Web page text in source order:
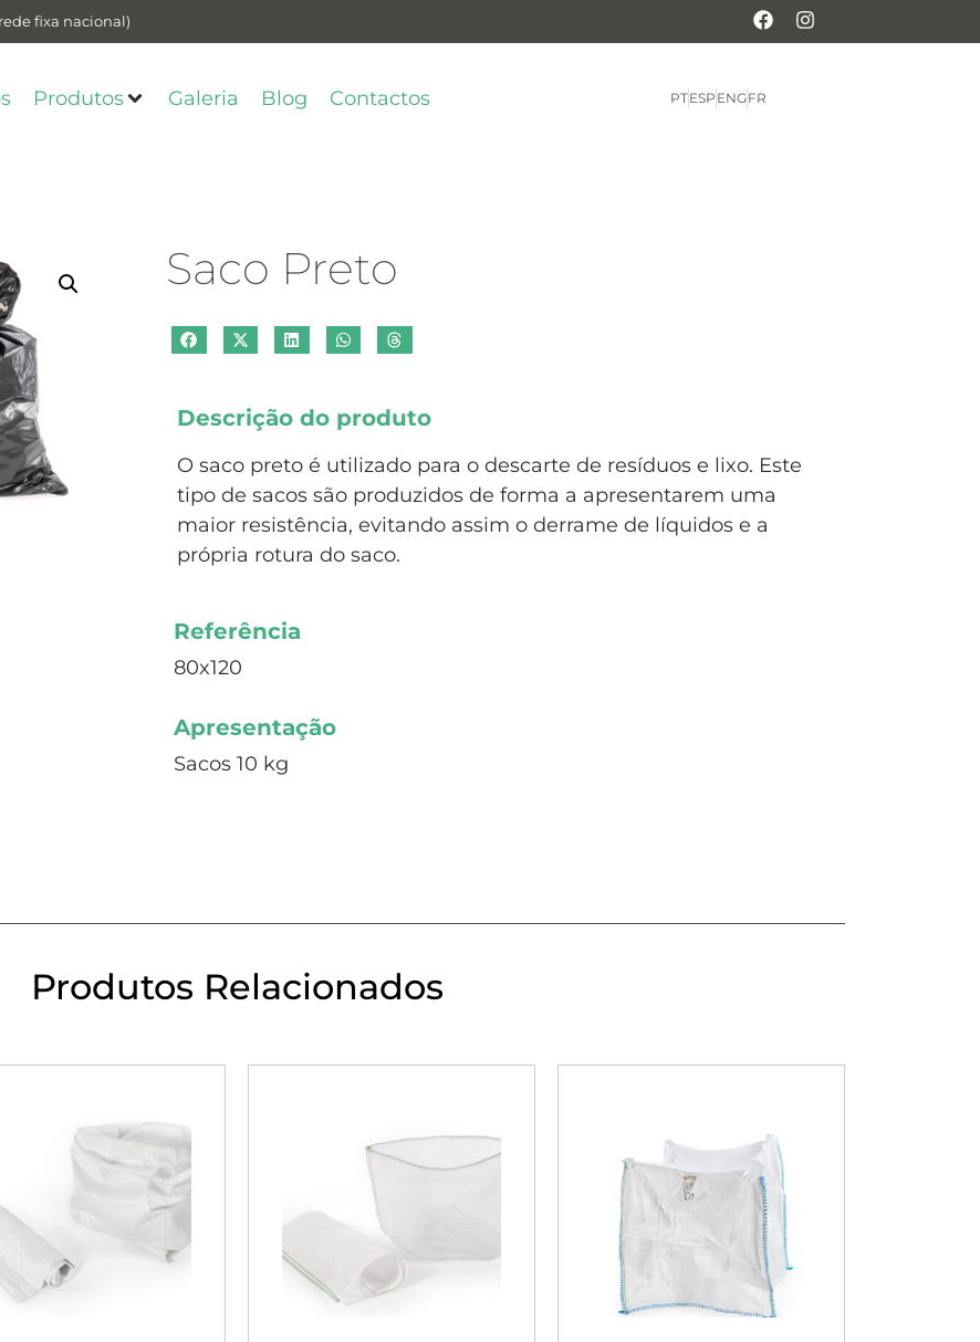
fixa nacional)
Produtos Galeria Blog Contactos PTESP ENGFR
Saco Preto
Descrição do produto
O saco preto é utilizado para o descarte de resíduos e lixo. Este
tipo de sacos são produzidos de forma a apresentarem uma
maior resistência, evitando assim o derrame de líquidos e a
própria rotura do saco.
Referência
80x120
Apresentação
Sacos 10 kg
Produtos Relacionados